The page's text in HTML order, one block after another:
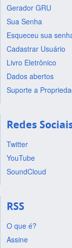
Gerador GRU
Sua Senha
Esqueceu sua
Cadastrar Usuário
Livro Eletrônico
Dados abertos
Suporte a
Redes
Twitter
YouTube
SoundCloud
RSS
O que é?
Assine